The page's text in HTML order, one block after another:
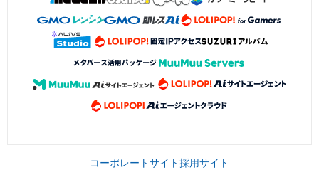
コーポレートサイト採用サイト